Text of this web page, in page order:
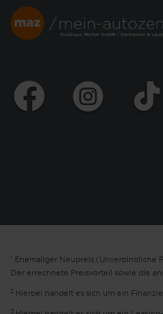
1 Ehemaliger Neupreis (Unverbindliche
Der errechnete Preisvorteil sowie die
2 Hierbei handelt es sich um ein
3